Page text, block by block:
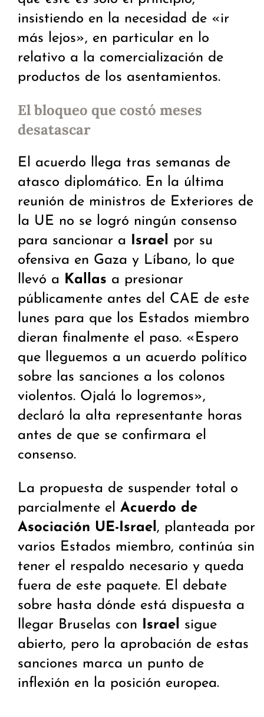
insistiendo en la necesidad de «ir
más lejos», en particular en lo
relativo a la comercialización de
productos de los asentamientos.
El bloqueo que costó meses
desatascar
El acuerdo llega tras semanas de
atasco diplomático. En la última
reunión de ministros de Exteriores de
la UE no se logró ningún consenso
para sancionar a
Israel
por su
ofensiva en Gaza y Líbano, lo que
llevó a Kallas a presionar
públicamente antes del CAE de este
lunes para que los Estados miembro
dieran finalmente el paso. «Espero
que lleguemos a un acuerdo político
sobre las sanciones a los colonos
violentos. Ojalá lo logremos»,
declaró la alta representante horas
antes de que se confirmara el
consenso.
La propuesta de suspender total o
parcialmente el Acuerdo de
Asociación UE-Israel , planteada por
varios Estados miembro, continúa sin
tener el respaldo necesario y queda
fuera de este paquete. El debate
sobre hasta dónde está dispuesta a
llegar Bruselas con
Israel
sigue
abierto, pero la aprobación de estas
sanciones marca un punto de
inflexión en la posición europea.